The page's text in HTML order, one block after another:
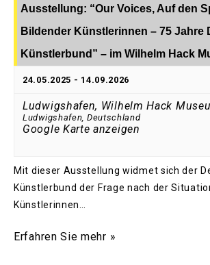
Ausstellung: “Our Voices, Auf den
Bildender Künstlerinnen – 75 Jahre
Künstlerbund” – im Wilhelm Hack
24.05.2025 - 14.09.2026
Ludwigshafen, Wilhelm Hack
Ludwigshafen, Deutschland
Google Karte anzeigen
Mit dieser Ausstellung widmet sich der
Künstlerbund der Frage nach der
Künstlerinnen…
Erfahren Sie mehr »